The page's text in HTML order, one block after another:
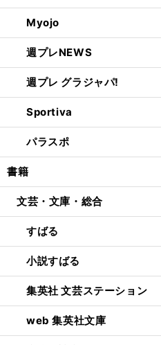
Myojo
週プレNEWS
週プレ グラジャパ!
Sportiva
パラスポ
書籍
文芸・文庫・総合
すばる
小説すばる
集英社 文芸ステーション
web 集英社文庫